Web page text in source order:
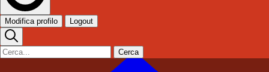
Modifica profilo Logout
Cerca